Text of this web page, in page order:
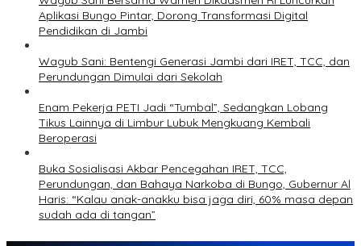
Aplikasi Bungo Pintar, Dorong Transformasi Digital
Pendidikan di Jambi
Wagub Sani: Bentengi Generasi Jambi dari IRET, TCC, dan
Perundungan Dimulai dari Sekolah
Enam Pekerja PETI Jadi “Tumbal”, Sedangkan Lobang
Tikus Lainnya di Limbur Lubuk Mengkuang Kembali
Beroperasi
Buka Sosialisasi Akbar Pencegahan IRET, TCC,
Perundungan, dan Bahaya Narkoba di Bungo, Gubernur Al
Haris: “Kalau anak-anakku bisa jaga diri, 60% masa depan
sudah ada di tangan”